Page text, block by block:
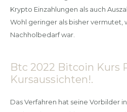
Krypto Einzahlungen als auch
Wohl geringer als bisher vermutet,
Nachholbedarf war.
Btc 2022 Bitcoin Kurs
Kursaussichten!.
Das Verfahren hat seine Vorbilder